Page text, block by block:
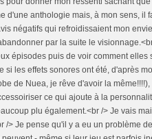
d'une anthologie mais, à mon sens, il
négatifs qui refroidissaient mon
par la suite le
épisodes puis de voir comment
si les effets sonores ont été, d'après
de Nuea, je rêve d'avoir la
ce qui ajoute à la
plu également.<br /> Je vais
/> Je pense qu'il y a eu un problème